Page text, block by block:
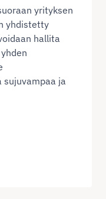
yrityksen
yhdistetty
hallita
ja